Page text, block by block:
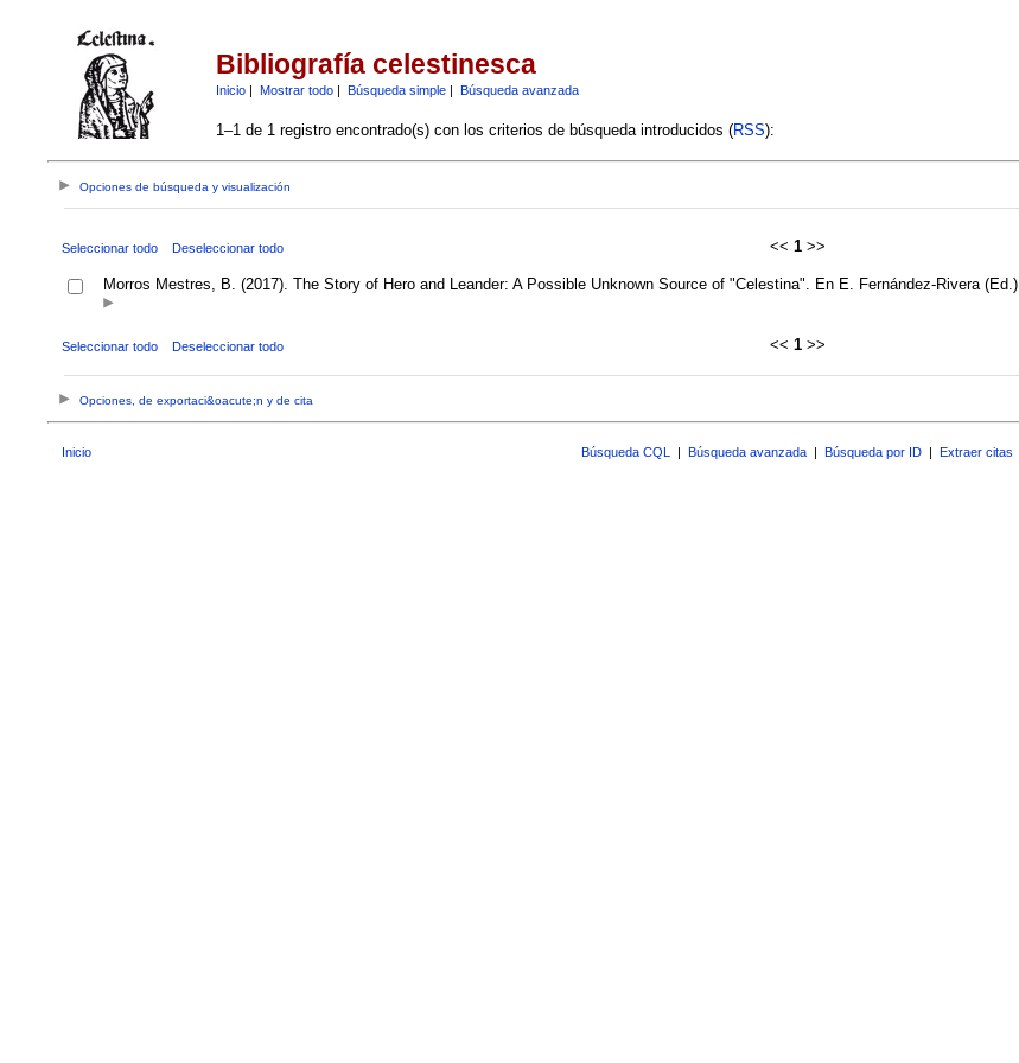
Bibliografía celestinesca
Inicio| Mostrar todo| Búsqueda simple| Búsqueda avanzada
1–1 de 1 registro encontrado(s) con los criterios de búsqueda introducidos (RSS):
Opciones de búsqueda y visualización
Seleccionar todo Deseleccionar todo << 1>>
Morros Mestres, B. (2017). The Story of Hero and Leander: A Possible Unknown Source of "Celestina". En E. Fernández-Rivera (Ed.),
Seleccionar todo Deseleccionar todo << 1>>
Opciones, de exportaci&oacute;n y de cita
Inicio Búsqueda CQL | Búsqueda avanzada | Búsqueda por ID | Extraer citas